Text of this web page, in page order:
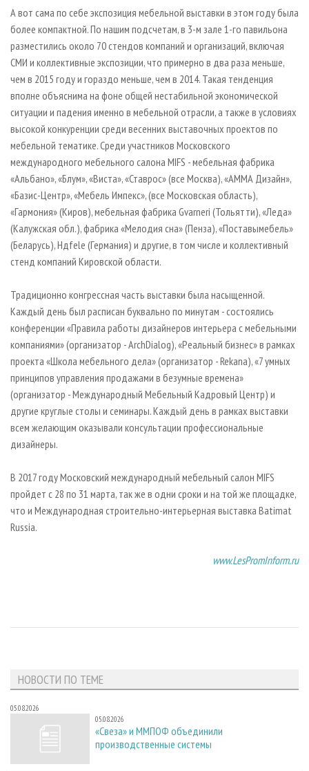
А вот сама по себе экспозиция мебельной выставки в этом году была
более компактной. По нашим подсчетам, в 3-м зале 1-го павильона
разместились около 70 стендов компаний и организаций, включая
СМИ и коллективные экспозиции, что примерно в два раза меньше,
чем в 2015 году и гораздо меньше, чем в 2014. Такая тенденция
вполне объяснима на фоне общей нестабильной экономической
ситуации и падения именно в мебельной отрасли, а также в условиях
высокой конкуренции среди весенних выставочных проектов по
мебельной тематике. Среди участников Московского
международного мебельного салона MIFS - мебельная фабрика
«Альбано», «Блум», «Виста», «Ставрос» (все Москва), «АММА Дизайн»,
«Базис-Центр», «Мебель Импекс», (все Московская область),
«Гармония» (Киров), мебельная фабрика Gvarneri (Тольятти), «Леда»
(Калужская обл.), фабрика «Мелодия сна» (Пенза), «Поставымебель»
(Беларусь), Hдfele (Германия) и другие, в том числе и коллективный
стенд компаний Кировской области.
Традиционно конгрессная часть выставки была насыщенной.
Каждый день был расписан буквально по минутам - состоялись
конференции «Правила работы дизайнеров интерьера с мебельными
компаниями» (организатор - ArchDialog), «Реальный бизнес» в рамках
проекта «Школа мебельного дела» (организатор - Rekana), «7 умных
принципов управления продажами в безумные времена»
(организатор - Международный Мебельный Кадровый Центр) и
другие круглые столы и семинары. Каждый день в рамках выставки
всем желающим оказывали консультации профессиональные
дизайнеры.
В 2017 году Московский международный мебельный салон MIFS
пройдет с 28 по 31 марта, так же в одни сроки и на той же площадке,
что и Международная строительно-интерьерная выставка Batimat
Russia.
www.LesPromInform.ru
НОВОСТИ ПО ТЕМЕ
05.08.2026
05.08.2026
«Свеза» и ММПОФ объединили
производственные системы